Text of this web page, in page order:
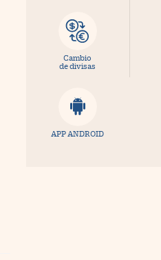
Cambio
de divisas
APP ANDROID